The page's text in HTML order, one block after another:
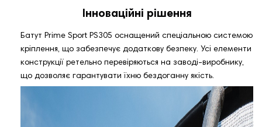
Інноваційні рішення
Батут Prime Sport PS305 оснащений спеціальною системою
кріплення, що забезпечує додаткову безпеку. Усі елементи
конструкції ретельно перевіряються на заводі-виробнику,
що дозволяє гарантувати їхню бездоганну якість.